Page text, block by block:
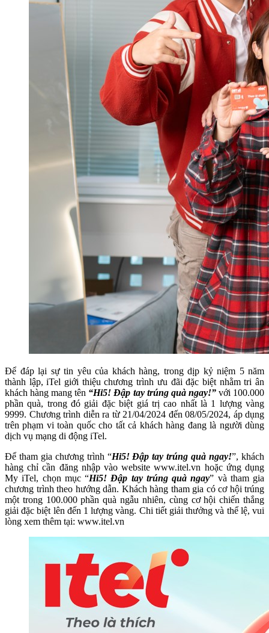
Để đáp lại sự tin yêu của khách hàng, trong dịp kỷ niệm 5 năm
thành lập, iTel giới thiệu chương trình ưu đãi đặc biệt nhằm tri ân
khách hàng mang tên “Hi5! Đập tay trúng quà ngay!” với 100.000
phần quà, trong đó giải đặc biệt giá trị cao nhất là 1 lượng vàng
9999. Chương trình diễn ra từ 21/04/2024 đến 08/05/2024, áp dụng
trên phạm vi toàn quốc cho tất cả khách hàng đang là người dùng
dịch vụ mạng di động iTel.
Để tham gia chương trình “Hi5! Đập tay trúng quà ngay!”, khách
hàng chỉ cần đăng nhập vào website www.itel.vn hoặc ứng dụng
My iTel, chọn mục “Hi5! Đập tay trúng quà ngay” và tham gia
chương trình theo hướng dẫn. Khách hàng tham gia có cơ hội trúng
một trong 100.000 phần quà ngẫu nhiên, cùng cơ hội chiến thắng
giải đặc biệt lên đến 1 lượng vàng. Chi tiết giải thưởng và thể lệ, vui
lòng xem thêm tại: www.itel.vn